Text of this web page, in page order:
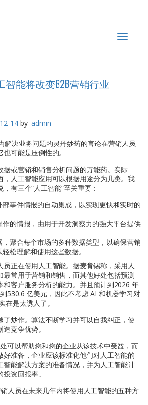
Toggle
智能将改变B2B营销行业
14 by admin
解决业务问题的灵丹妙药的言论在营销人员
可能是压倒性的。
据或营销和销售分析问题的万能药。实际
，人工智能应用可以根据用途分为几类。我
有三个“人工智能”至关重要：
部事件情报的自动集成，以实现更快和实时的
作的情报，由用于开发洞察力的强大平台提供
，聚合每个市场的多种数据类型，以确保营销
松理解和使用这些数据。
员正在使用人工智能。据麦肯锡称，采用人
最常用于营销和销售，而其他好处包括预测
和客户服务分析的能力。并且预计到2026 年
530.6 亿美元，因此不考虑 AI 和机器学习对
在是太诱人了。
了炒作。算法不断学习并可以自我纠正，使
竞争优势。
可以帮助您和您的企业从该技术中受益，而
好准备，企业应该标准化他们对人工智能的
智能解决方案的准备情况，并为人工智能计
资回报率。
人员在未来几年内将使用人工智能的五种方